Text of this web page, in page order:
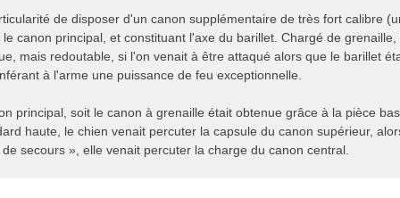
de disposer d'un canon supplémentaire de très fort calibre
canon principal, et constituant l'axe du barillet. Chargé de
mais redoutable, si l'on venait à être attaqué alors que le barillet
à l'arme une puissance de feu exceptionnelle.
principal, soit le canon à grenaille était obtenue grâce à la pièce
haute, le chien venait percuter la capsule du canon supérieur,
secours », elle venait percuter la charge du canon central.